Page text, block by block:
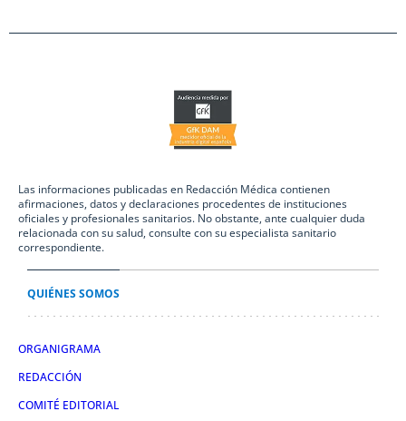
Las informaciones publicadas en Redacción Médica contienen
afirmaciones, datos y declaraciones procedentes de instituciones
oficiales y profesionales sanitarios. No obstante, ante cualquier duda
relacionada con su salud, consulte con su especialista sanitario
correspondiente.
QUIÉNES SOMOS
ORGANIGRAMA
REDACCIÓN
COMITÉ EDITORIAL